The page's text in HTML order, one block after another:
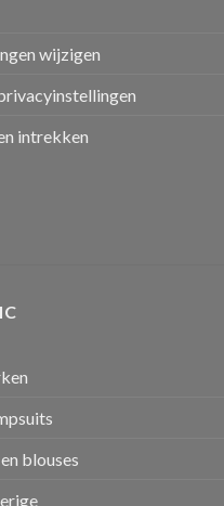
wijzigen
intrekken
blouses